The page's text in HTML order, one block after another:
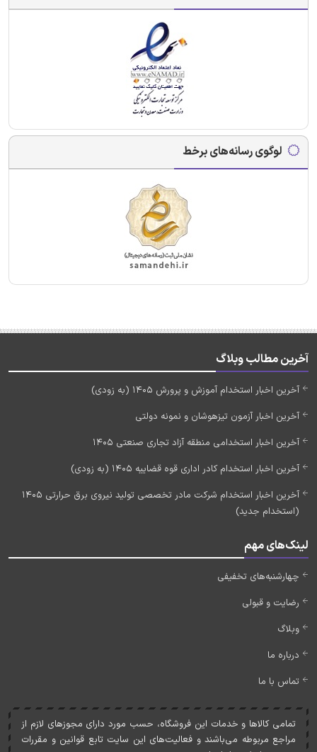
لوگوی رسانه‌های برخط
آخرین مطالب وبلاگ
آخرین اخبار استخدام آموزش و پرورش 1405 (به زودی)
آخرین اخبار آزمون تیزهوشان و نمونه دولتی
آخرین اخبار استخدامی منطقه آزاد تجاری صنعتی 1405
آخرین اخبار استخدام کادر اداری قوه قضاییه 1405 (به زودی)
آخرین اخبار استخدام شرکت مادر تخصصی تولید نیروی برق حرارتی 1405
(استخدام جدید)
لینک‌های مهم
چهارشنبه‌های تخفیفی
رضایت و قبولی
وبلاگ
درباره ما
تماس با ما
تمامی کالاها و خدمات اين فروشگاه، حسب مورد دارای مجوزهای لازم از
مراجع مربوطه می‌باشند و فعاليت‌های اين سايت تابع قوانين و مقررات